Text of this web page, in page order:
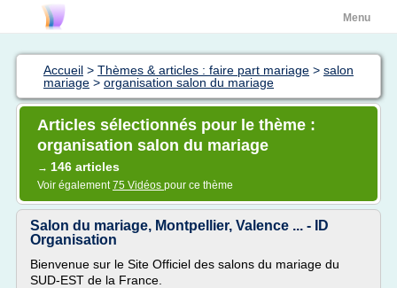
Menu
Accueil > Thèmes & articles : faire part mariage > salon
mariage > organisation salon du mariage
Articles sélectionnés pour le thème :
organisation salon du mariage
→ 146 articles
Voir également75 Vidéos pour ce thème
Salon du mariage, Montpellier, Valence ... - ID
Organisation
Bienvenue sur le Site Officiel des salons du mariage du
SUD-EST de la France.